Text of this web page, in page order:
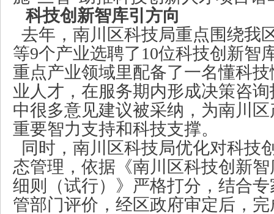
科技创新智库引方向
去年，南川区科技局重点围绕我
等9个产业选聘了10位科技创新智
重点产业领域里配备了一名懂科
业人才，在服务期内形成决策咨
中很多意见建议被采纳，为南川
重要智力支持和科技支撑。
同时，南川区科技局优化对科技
态管理，依据《南川区科技创新
细则（试行）》严格打分，结合
管部门评价，经区政府审定后，